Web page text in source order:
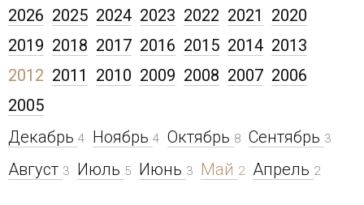
2026 2025 2024 2023 2022 2021
2020
2019 2018 2017 2016 2015 2014 2013
2012
Декабрь 4 Ноябрь 4 Октябрь 8 Сентябрь 3
Август 3 Июль 5 Июнь 3 Май 2 Апрель 2
2011 2010 2009 2008 2007 2006
2005